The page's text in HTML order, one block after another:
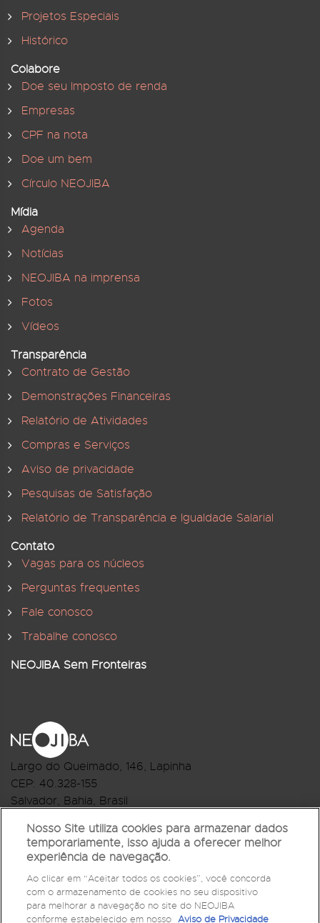
Projetos Especiais
Histórico
Colabore
Doe seu Imposto de renda
Empresas
CPF na nota
Doe um bem
Círculo NEOJIBA
Mídia
Agenda
Notícias
NEOJIBA na imprensa
Fotos
Vídeos
Transparência
Contrato de Gestão
Demonstrações Financeiras
Relatório de Atividades
Compras e Serviços
Aviso de privacidade
Pesquisas de Satisfação
Relatório de Transparência e Igualdade Salarial
Contato
Vagas para os núcleos
Perguntas frequentes
Fale conosco
Trabalhe conosco
NEOJIBA Sem Fronteiras
Largo do Queimado, 146, Lapinha
CEP: 40.328-155
Salvador, Bahia, Brasil
R.Monte Castelo Nº 62, Bairro Barbalho
CEP: 40.301-210
Salvador, Bahia, Brasil
Telefone:(71) 3032-1073
Nosso Site utiliza cookies para armazenar dados
temporariamente, isso ajuda a oferecer melhor
experiência de navegação.
Ao clicar em “Aceitar todos os cookies”, você concorda
com o armazenamento de cookies no seu dispositivo
para melhorar a navegação no site do NEOJIBA
conforme estabelecido em nosso Aviso de Privacidade